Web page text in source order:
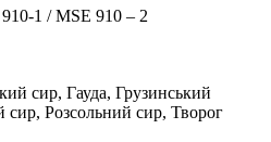
1 / MSE 910 – 2
сир, Гауда, Грузинський
Розсольний сир, Творог